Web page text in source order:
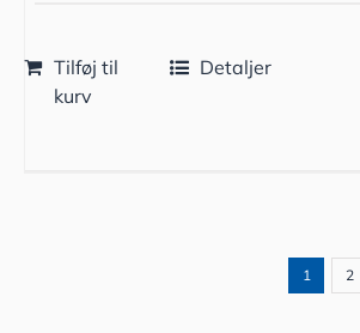
Tilføj til
kurv
Detaljer
1 2